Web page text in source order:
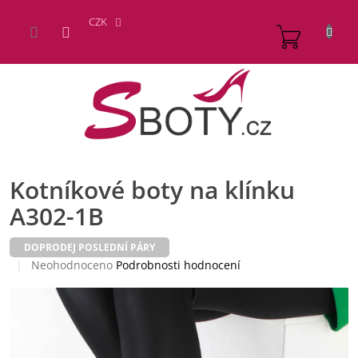
obsah
CZK
Kotníkové boty na klínku
A302-1B
DOPRODEJ POSLEDNÍ PÁRY
Průměrné
produktu
Neohodnoceno Podrobnosti hodnocení